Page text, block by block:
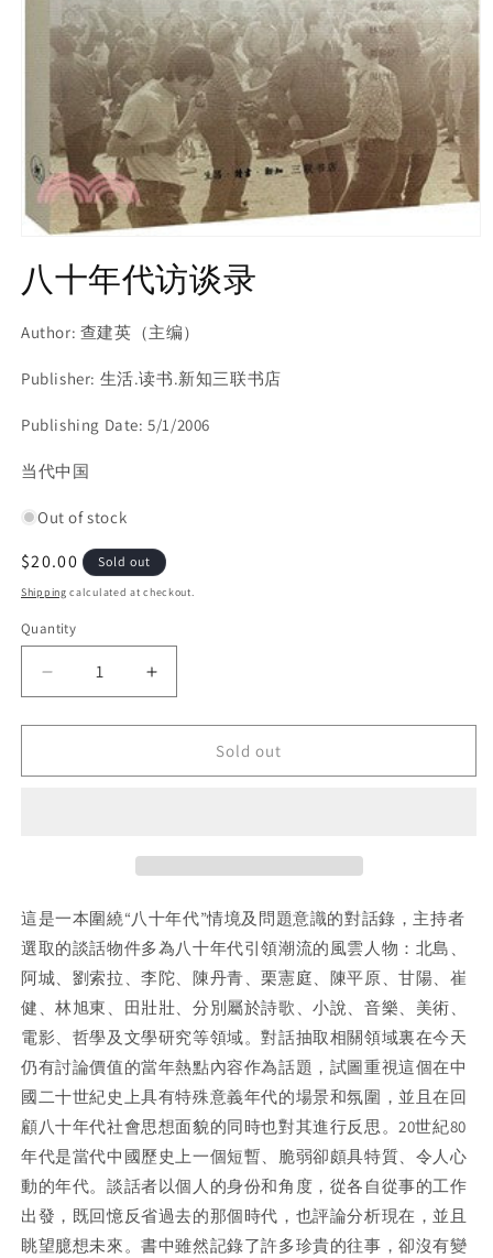
in
八十年代访谈录
Author: 查建英（主编）
Publisher: 生活.读书.新知三联书店
Publishing Date: 5/1/2006
SKU:
当代中国
Out of stock
Regular
price
$20.00 Sold out
Shipping calculated at checkout.
Quantity
Decrease
quantity
for
十
录
Increase
quantity
for
十
访
录
Sold out
這是一本圍繞“八十年代”情境及問題意識的對話錄，主持者
選取的談話物件多為八十年代引領潮流的風雲人物：北島、
阿城、劉索拉、李陀、陳丹青、栗憲庭、陳平原、甘陽、崔
健、林旭東、田壯壯、分別屬於詩歌、小說、音樂、美術、
電影、哲學及文學研究等領域。對話抽取相關領域裏在今天
仍有討論價值的當年熱點內容作為話題，試圖重視這個在中
國二十世紀史上具有特殊意義年代的場景和氛圍，並且在回
顧八十年代社會思想面貌的同時也對其進行反思。20世紀80
年代是當代中國歷史上一個短暫、脆弱卻頗具特質、令人心
動的年代。談話者以個人的身份和角度，從各自從事的工作
出發，既回憶反省過去的那個時代，也評論分析現在，並且
眺望臆想未來。書中雖然記錄了許多珍貴的往事，卻沒有變